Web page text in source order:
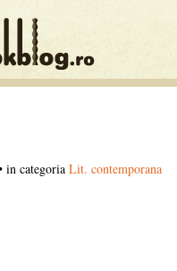
in categoria Lit. contemporana